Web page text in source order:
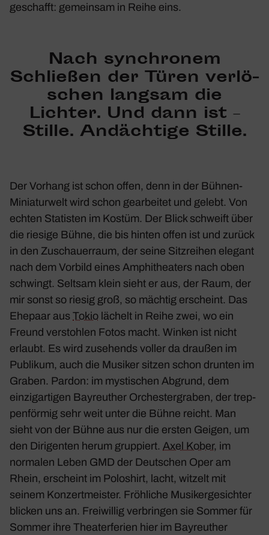
geschafft: gemeinsam in Reihe eins.
Nach synchronem
Schließen der Türen verlö­
schen langsam die
Lichter. Und dann ist –
Stille. Andäch­tige Stille.
Der Vorhang ist schon offen, denn in der Bühnen-
Minia­tur­welt wird schon gear­beitet und gelebt. Von
echten Statisten im Kostüm. Der Blick schweift über
die riesige Bühne, die bis hinten offen ist und zurück
in den Zuschau­er­raum, der seine Sitz­reihen elegant
nach dem Vorbild eines Amphi­thea­ters nach oben
schwingt. Seltsam klein sieht er aus, der Raum, der
mir sonst so riesig groß, so mächtig erscheint. Das
Ehepaar aus Tokio lächelt in Reihe zwei, wo ein
Freund verstohlen Fotos macht. Winken ist nicht
erlaubt. Es wird zuse­hends voller da draußen im
Publikum, auch die Musiker sitzen schon drunten im
Graben. Pardon: im mysti­schen Abgrund, dem
einzig­ar­tigen Bayreu­ther Orches­ter­graben, der trep­
pen­förmig sehr weit unter die Bühne reicht. Man
sieht von der Bühne aus nur die ersten Geigen, um
den Diri­genten herum grup­piert. Axel Kober, im
normalen Leben GMD der Deut­schen Oper am
Rhein, erscheint im Polo­shirt, lacht, witzelt mit
seinem Konzert­meister. Fröh­liche Musi­ker­ge­sichter
blicken uns an. Frei­willig verbringen sie Sommer für
Sommer ihre Thea­ter­fe­rien hier im Bayreu­ther